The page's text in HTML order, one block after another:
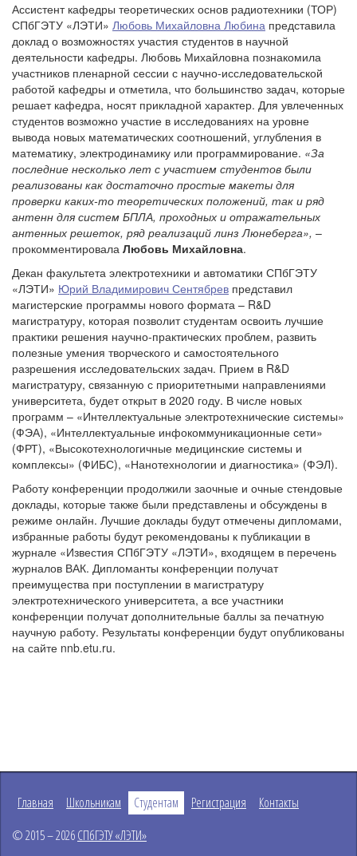
Ассистент кафедры теоретических основ радиотехники (ТОР)
СПбГЭТУ «ЛЭТИ» Любовь Михайловна Любина представила
доклад о возможностях участия студентов в научной
деятельности кафедры. Любовь Михайловна познакомила
участников пленарной сессии с научно-исследовательской
работой кафедры и отметила, что большинство задач, которые
решает кафедра, носят прикладной характер. Для увлеченных
студентов возможно участие в исследованиях на уровне
вывода новых математических соотношений, углубления в
математику, электродинамику или программирование. «За
последние несколько лет с участием студентов были
реализованы как достаточно простые макеты для
проверки каких-то теоретических положений, так и ряд
антенн для систем БПЛА, проходных и отражательных
антенных решеток, ряд реализаций линз Люнеберга», –
прокомментировала Любовь Михайловна.
Декан факультета электротехники и автоматики СПбГЭТУ
«ЛЭТИ» Юрий Владимирович Сентябрев представил
магистерские программы нового формата – R&D
магистратуру, которая позволит студентам освоить лучшие
практики решения научно-практических проблем, развить
полезные умения творческого и самостоятельного
разрешения исследовательских задач. Прием в R&D
магистратуру, связанную с приоритетными направлениями
университета, будет открыт в 2020 году. В числе новых
программ – «Интеллектуальные электротехнические системы»
(ФЭА), «Интеллектуальные инфокоммуникационные сети»
(ФРТ), «Высокотехнологичные медицинские системы и
комплексы» (ФИБС), «Нанотехнологии и диагностика» (ФЭЛ).
Работу конференции продолжили заочные и очные стендовые
доклады, которые также были представлены и обсуждены в
режиме онлайн. Лучшие доклады будут отмечены дипломами,
избранные работы будут рекомендованы к публикации в
журнале «Известия СПбГЭТУ «ЛЭТИ», входящем в перечень
журналов ВАК. Дипломанты конференции получат
преимущества при поступлении в магистратуру
электротехнического университета, а все участники
конференции получат дополнительные баллы за печатную
научную работу. Результаты конференции будут опубликованы
на сайте nnb.etu.ru.
Главная Школьникам Студентам Регистрация
Контакты
© 2015 – 2026СПбГЭТУ «ЛЭТИ»